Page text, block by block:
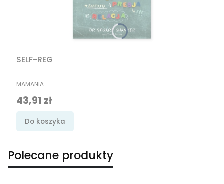
SELF-REG
PRODUCENT
MAMANIA
Cena promocyjna
43,91 zł
Do koszyka
Polecane produkty